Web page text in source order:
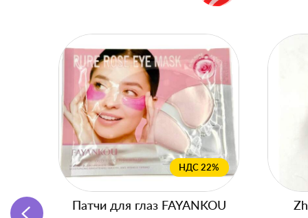
НДС 22%
Патчи для глаз FAYANKOU